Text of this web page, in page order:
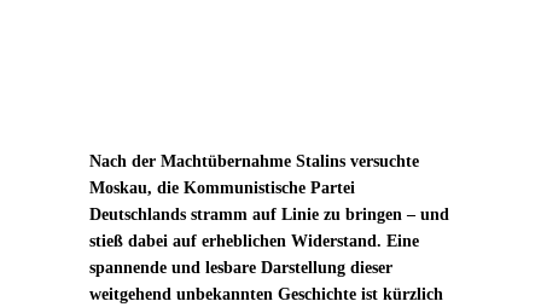
Nach der Machtübernahme Stalins versuchte
Moskau, die Kommunistische Partei
Deutschlands stramm auf Linie zu bringen – und
stieß dabei auf erheblichen Widerstand. Eine
spannende und lesbare Darstellung dieser
weitgehend unbekannten Geschichte ist kürzlich